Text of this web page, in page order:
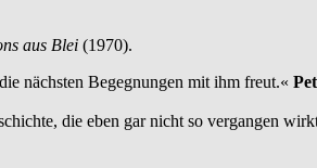
aus Blei (1970).
nächsten Begegnungen mit ihm freut.«
die eben gar nicht so vergangen